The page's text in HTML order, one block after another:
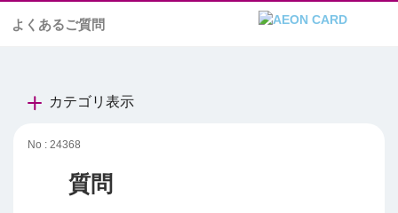
よくあるご質問
カテゴリ表示
No : 24368